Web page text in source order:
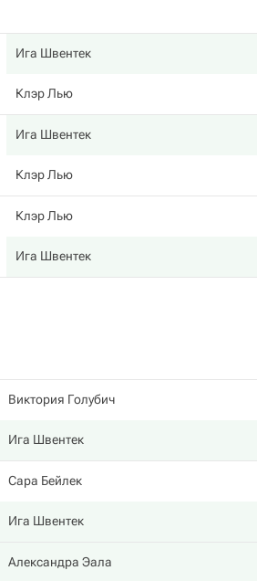
Ига Швентек
Клэр Лью
Ига Швентек
Клэр Лью
Клэр Лью
Ига Швентек
Виктория Голубич
Ига Швентек
Сара Бейлек
Ига Швентек
Александра Эала